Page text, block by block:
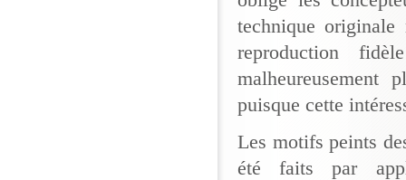
technique
reproduction
malheureusement
puisque cette
Les motifs peints
été faits par